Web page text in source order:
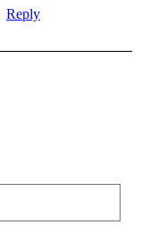
Reply